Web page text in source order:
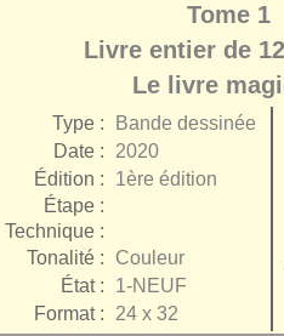
Tome 1
Livre entier de
Le livre
Type :
Bande dessinée
Date :
2020
Édition :
1ère édition
Étape :
Technique :
Tonalité :
Couleur
État :
1-NEUF
Format :
24 x 32